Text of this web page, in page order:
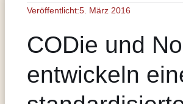
Veröffentlicht:5. März 2016
CODie und
entwickeln